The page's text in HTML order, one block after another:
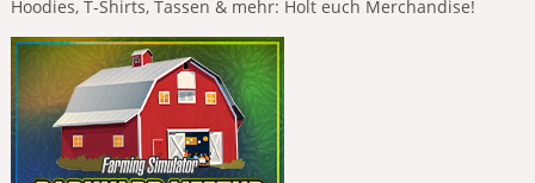
Hoodies, T-Shirts, Tassen & mehr: Holt euch Merchandise!